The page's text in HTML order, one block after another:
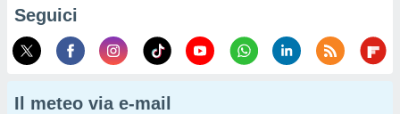
Seguici
Il meteo via e-mail